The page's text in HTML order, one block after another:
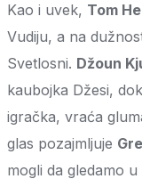
Kao i uvek, Tom
Vudiju, a na
Svetlosni. Džoun
kaubojka Džesi,
igračka, vraća
glas pozajmljuje
mogli da gledamo